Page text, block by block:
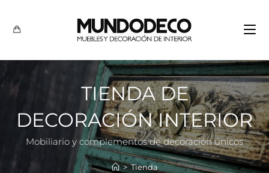
TIENDA DE
DECORACIÓN INTERIOR
Mobiliario y complementos de decoración únicos
> Tienda